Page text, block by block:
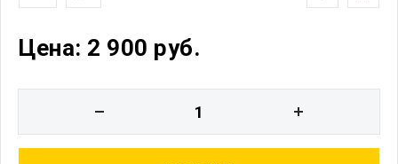
Цена: 2 900 руб.